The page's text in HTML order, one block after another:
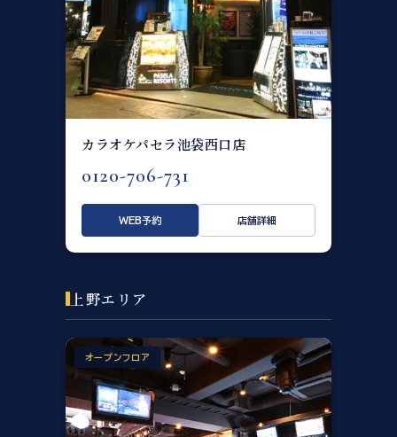
カラオケパセラ池袋西口店
0120-706-731
WEB予約 店舗詳細
上野エリア
オープンフロア